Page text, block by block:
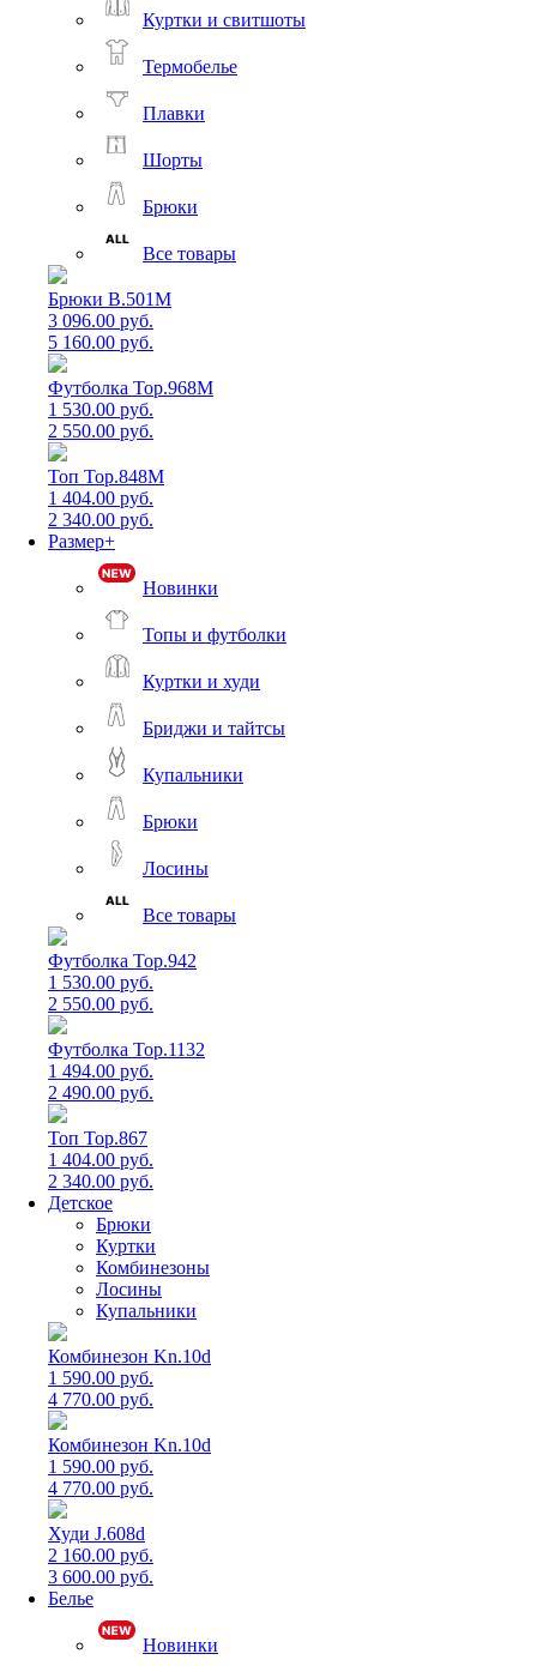
Куртки и свитшоты
Термобелье
Плавки
Шорты
Брюки
Все товары
Брюки B.501M
3 096.00 руб.
5 160.00 руб.
Футболка Top.968M
1 530.00 руб.
2 550.00 руб.
Топ Top.848M
1 404.00 руб.
2 340.00 руб.
Размер+
Новинки
Топы и футболки
Куртки и худи
Бриджи и тайтсы
Купальники
Брюки
Лосины
Все товары
Футболка Top.942
1 530.00 руб.
2 550.00 руб.
Футболка Top.1132
1 494.00 руб.
2 490.00 руб.
Топ Top.867
1 404.00 руб.
2 340.00 руб.
Детское
Брюки
Куртки
Комбинезоны
Лосины
Купальники
Комбинезон Kn.10d
1 590.00 руб.
4 770.00 руб.
Комбинезон Kn.10d
1 590.00 руб.
4 770.00 руб.
Худи J.608d
2 160.00 руб.
3 600.00 руб.
Белье
Новинки